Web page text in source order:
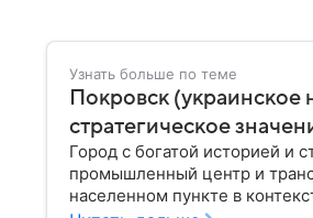
Узнать больше по теме
Покровск (украинское
стратегическое
Город с богатой историей и
промышленный центр и
населенном пункте в